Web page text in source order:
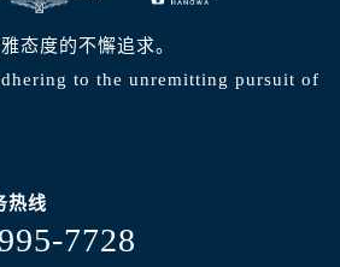
态度的不懈追求。
to the unremitting pursuit of
热线
7728